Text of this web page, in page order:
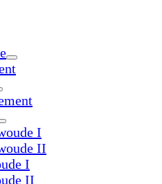
open
dropdown
open
dropdown
menu
I
II
I
II